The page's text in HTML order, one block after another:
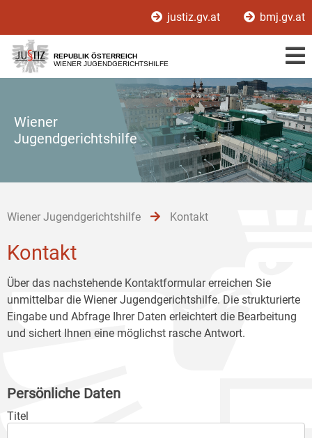
[1]
[2]
[3]
justiz.gv.at bmj.gv.at
REPUBLIK ÖSTERREICH
WIENER JUGENDGERICHTSHILFE
Wiener
Jugendgerichtshilfe
Wiener Jugendgerichtshilfe Kontakt
Kontakt
Über das nachstehende Kontaktformular erreichen Sie
unmittelbar die Wiener Jugendgerichtshilfe. Die strukturierte
Eingabe und Abfrage Ihrer Daten erleichtert die Bearbeitung
und sichert Ihnen eine möglichst rasche Antwort.
Persönliche Daten
Titel